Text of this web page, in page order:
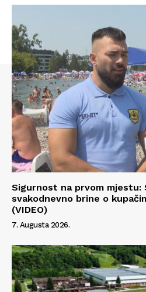
Info
O nama
Kontakt
Impressum
Sigurnost na prvom mjestu:
svakodnevno brine o
(VIDEO)
7. Augusta 2026.